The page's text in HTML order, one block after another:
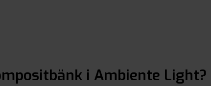
i Ambiente Light?